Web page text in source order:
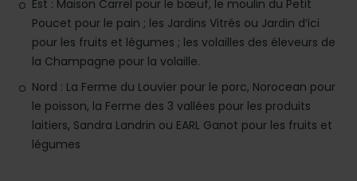
Est : Maison Carrel pour le bœuf, le moulin du Petit
Poucet pour le pain ; les Jardins Vitrés ou Jardin d’ici
pour les fruits et légumes ; les volailles des éleveurs de
la Champagne pour la volaille.
Nord : La Ferme du Louvier pour le porc, Norocean pour
le poisson, la Ferme des 3 vallées pour les produits
laitiers, Sandra Landrin ou EARL Ganot pour les fruits et
légumes